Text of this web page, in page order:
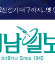
전성기 대구까지...옛